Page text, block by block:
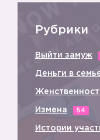
Рубрики
Выйти замуж
Деньги в
Измена 54
Истории